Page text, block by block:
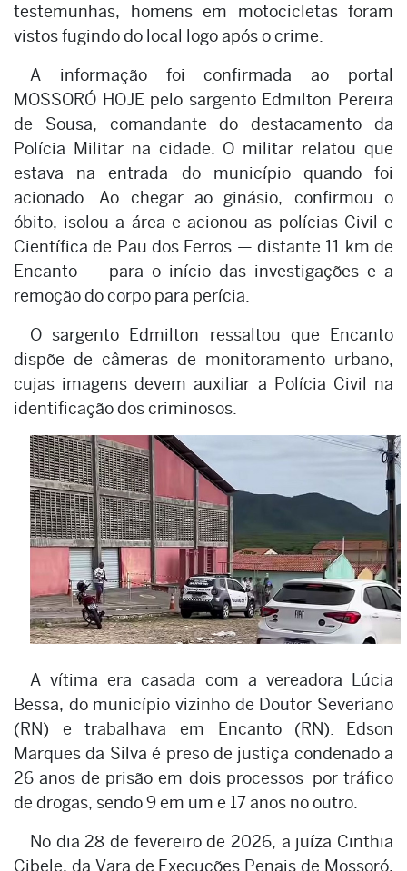
testemunhas, homens em motocicletas foram
vistos fugindo do local logo após o crime.
A informação foi confirmada ao portal
MOSSORÓ HOJE pelo sargento Edmilton Pereira
de Sousa, comandante do destacamento da
Polícia Militar na cidade. O militar relatou que
estava na entrada do município quando foi
acionado. Ao chegar ao ginásio, confirmou o
óbito, isolou a área e acionou as polícias Civil e
Científica de Pau dos Ferros — distante 11 km de
Encanto — para o início das investigações e a
remoção do corpo para perícia.
O sargento Edmilton ressaltou que Encanto
dispõe de câmeras de monitoramento urbano,
cujas imagens devem auxiliar a Polícia Civil na
identificação dos criminosos.
A vítima era casada com a vereadora Lúcia
Bessa, do município vizinho de Doutor Severiano
(RN) e trabalhava em Encanto (RN). Edson
Marques da Silva é preso de justiça condenado a
26 anos de prisão em dois processos por tráfico
de drogas, sendo 9 em um e 17 anos no outro.
No dia 28 de fevereiro de 2026, a juíza Cinthia
Cibele, da Vara de Execuções Penais de Mossoró,